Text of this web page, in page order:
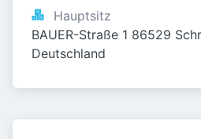
Hauptsitz
BAUER-Straße 1 86529
Deutschland